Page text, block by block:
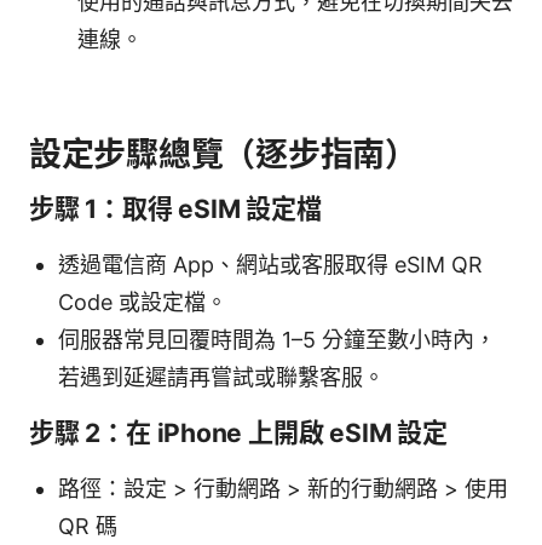
連線。
設定步驟總覽（逐步指南）
步驟 1：取得 eSIM 設定檔
透過電信商 App、網站或客服取得 eSIM QR
Code 或設定檔。
伺服器常見回覆時間為 1–5 分鐘至數小時內，
若遇到延遲請再嘗試或聯繫客服。
步驟 2：在 iPhone 上開啟 eSIM 設定
路徑：設定 > 行動網路 > 新的行動網路 > 使用
QR 碼